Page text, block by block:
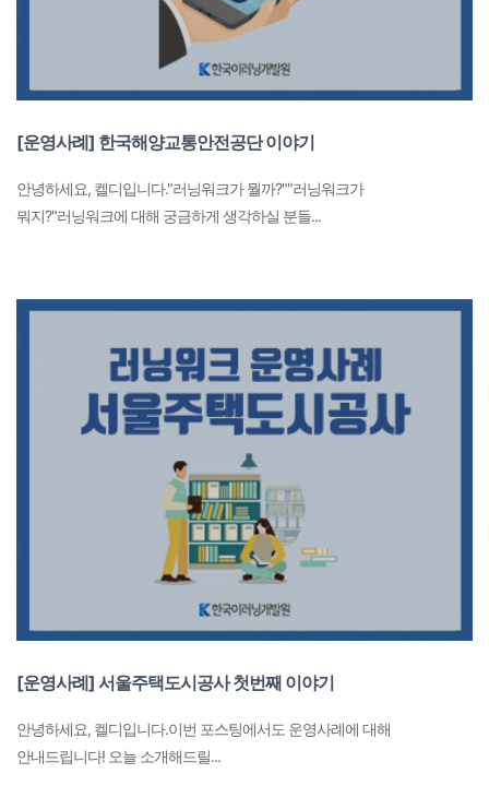
[운영사례] 한국해양교통안전공단 이야기
안녕하세요, 켈디입니다."러닝워크가 뭘까?""러닝워크가
뭐지?"러닝워크에 대해 궁금하게 생각하실 분들...
[운영사례] 서울주택도시공사 첫번째 이야기
안녕하세요, 켈디입니다.이번 포스팅에서도 운영사례에 대해
안내드립니다! 오늘 소개해드릴...